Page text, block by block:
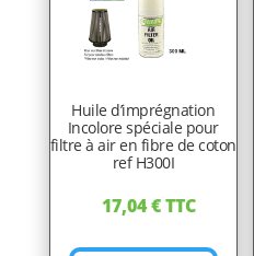
Huile d’imprégnation
Incolore spéciale pour
filtre à air en fibre de coton
ref H300I
17,04€TTC